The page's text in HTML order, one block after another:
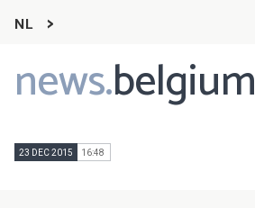
NL
news.belgium
Main
navigation
23 DEC 2015 16:48